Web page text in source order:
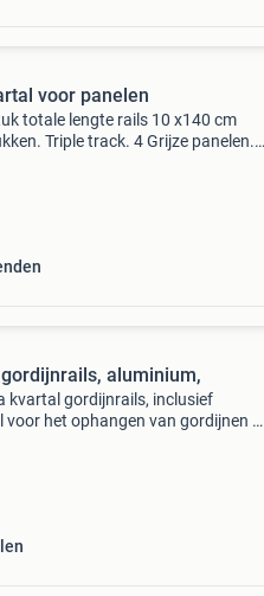
voor panelen
totale lengte rails 10 x140 cm
Triple track. 4 Grijze panelen.
aluminium,
kvartal gordijnrails, inclusief
voor het ophangen van gordijnen in